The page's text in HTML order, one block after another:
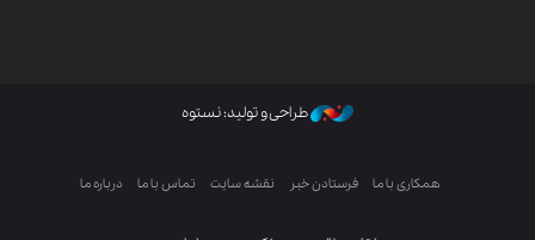
طراحی و تولید: نستوه
همکاری با ما فرستادن خبر نقشه سایت تماس با ما درباره ما